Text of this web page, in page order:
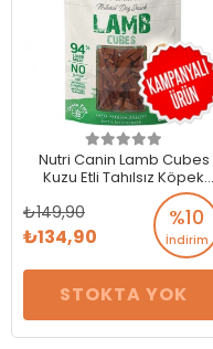
Nutri Canin Lamb Cubes
Kuzu Etli Tahılsız Köpek
Ödülü 80 Gr
%10
İndirim
149,90
134,90
STOKTA YOK